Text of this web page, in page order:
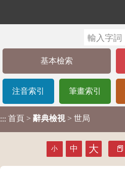
基本檢索
注音索引 筆畫索引
::: 首頁 > 辭典檢視 > 世局
小 中 大